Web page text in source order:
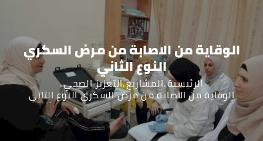
الوقاية من الاصابة من مرض السكري
النوع الثاني
الرئيسية المشاريع التعزيز الصحي
الوقاية من الاصابة من مرض السكري النوع الثاني